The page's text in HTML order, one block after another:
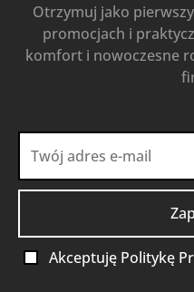
Otrzymuj jako
promocjach i
komfort i nowoczesne
Akceptuję Politykę